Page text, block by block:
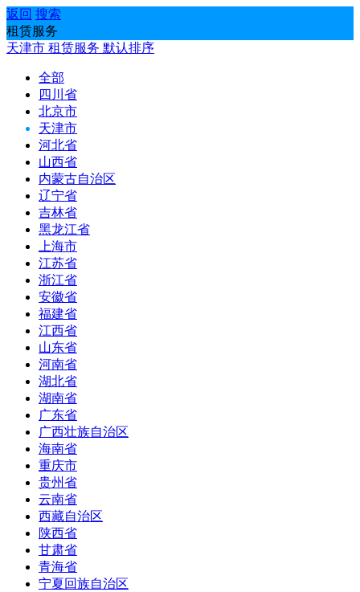
返回 搜索
租赁服务
天津市 租赁服务 默认排序
全部
四川省
北京市
天津市
河北省
山西省
内蒙古自治区
辽宁省
吉林省
黑龙江省
上海市
江苏省
浙江省
安徽省
福建省
江西省
山东省
河南省
湖北省
湖南省
广东省
广西壮族自治区
海南省
重庆市
贵州省
云南省
西藏自治区
陕西省
甘肃省
青海省
宁夏回族自治区